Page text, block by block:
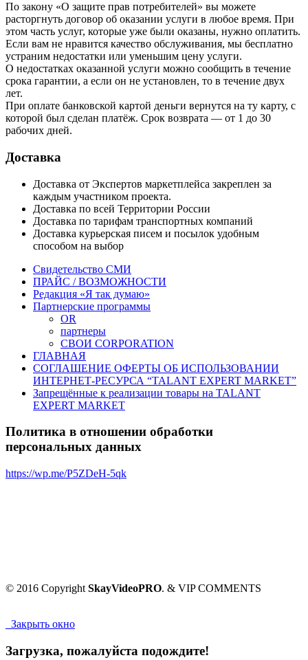
По закону «О защите прав потребителей» вы можете
расторгнуть договор об оказании услуги в любое время. При
этом часть услуг, которые уже были оказаны, нужно оплатить.
Если вам не нравится качество обслуживания, мы бесплатно
устраним недостатки или уменьшим цену услуги.
О недостатках оказанной услуги можно сообщить в течение
срока гарантии, а если он не установлен, то в течение двух
лет.
При оплате банковской картой деньги вернутся на ту карту, с
которой был сделан платёж. Срок возврата — от 1 до 30
рабочих дней.
Доставка
Доставка от Экспертов маркетплейса закреплен за
каждым участником проекта.
Доставка по всей Территории России
Доставка по тарифам транспортных компаний
Доставка курьерская писем и посылок удобным
способом на выбор
Свидетельство СМИ
ПРАЙС / ВОЗМОЖНОСТИ
Редакция «Я так думаю»
Партнерские программы
OR
партнеры
СВОИ CORPORATION
ГЛАВНАЯ
СОГЛАШЕНИЕ ОФЕРТЫ ОБ ИСПОЛЬЗОВАНИИ
ИНТЕРНЕТ-РЕСУРСА “TALANT EXPERT MARKET”
Запрещённые к реализации товары на TALANT
EXPERT MARKET
Политика в отношении обработки
персональных данных
https://wp.me/P5ZDeH-5qk
© 2016 Copyright SkayVideoPRO. & VIP COMMENTS
Закрыть окно
Загрузка, пожалуйста подождите!